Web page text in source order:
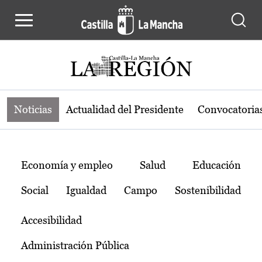
Noticias de la región de Castilla-La
Noticias Actualidad del Presidente
Temas
Economía y empleo Salud Educación
Social Igualdad Campo Sostenibilidad
Accesibilidad
Administración Pública